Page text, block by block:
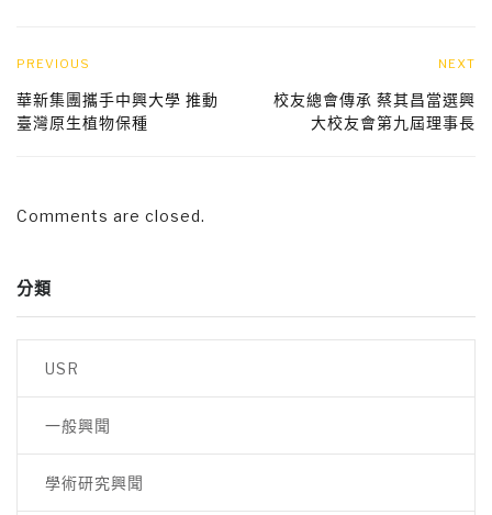
PREVIOUS
華新集團攜手中興大學 推動
臺灣原生植物保種
NEXT
校友總會傳承 蔡其昌當選興
大校友會第九屆理事長
Comments are closed.
分類
USR
一般興聞
學術研究興聞